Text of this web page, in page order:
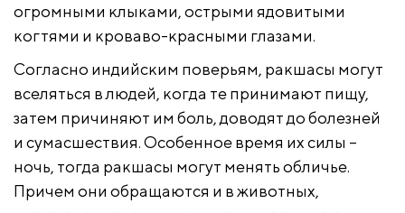
огромными клыками, острыми ядовитыми
когтями и кроваво-красными глазами.
Согласно индийским поверьям, ракшасы могут
вселяться в людей, когда те принимают пищу,
затем причиняют им боль, доводят до болезней
и сумасшествия. Особенное время их силы –
ночь, тогда ракшасы могут менять обличье.
Причем они обращаются и в животных,